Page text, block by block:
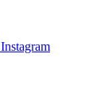
Instagram